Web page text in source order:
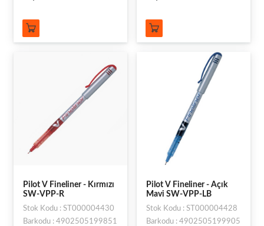
Pilot V Fineliner - Kırmızı
SW-VPP-R
Stok Kodu : ST000004430
Barkodu : 4902505199851
Pilot V Fineliner - Açık
Mavi SW-VPP-LB
Stok Kodu : ST000004428
Barkodu : 4902505199905